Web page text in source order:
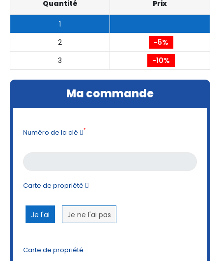
Quantité Prix
1
2
-5%
3
-10%
Ma commande
Numéro de la clé *
Carte de propriété
Je l'ai Je ne l'ai pas
Carte de propriété